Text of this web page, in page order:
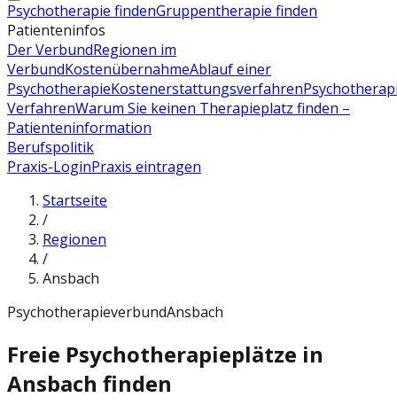
Psychotherapie findenGruppentherapie finden
Patienteninfos
Der VerbundRegionen im
VerbundKostenübernahmeAblauf einer
PsychotherapieKostenerstattungsverfahren
VerfahrenWarum Sie keinen Therapieplatz finden –
Patienteninformation
Berufspolitik
Praxis-LoginPraxis eintragen
Startseite
/
Regionen
/
Ansbach
PsychotherapieverbundAnsbach
Freie Psychotherapieplätze in
Ansbach finden